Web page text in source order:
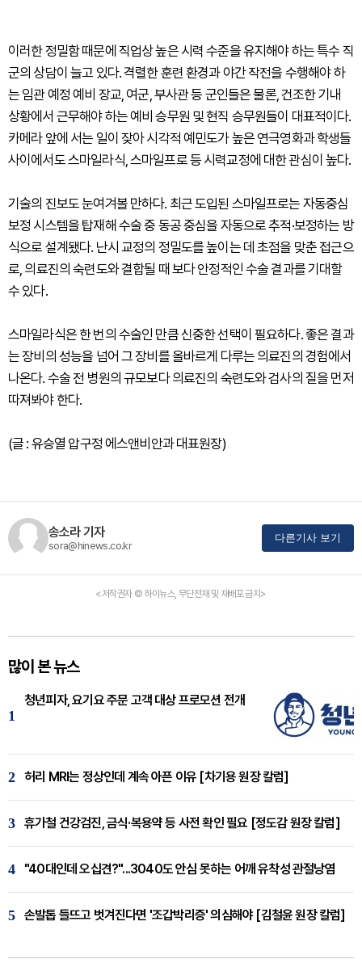
이러한 정밀함 때문에 직업상 높은 시력 수준을 유지해야 하는 특수 직
군의 상담이 늘고 있다. 격렬한 훈련 환경과 야간 작전을 수행해야 하
는 임관 예정 예비 장교, 여군, 부사관 등 군인들은 물론, 건조한 기내
상황에서 근무해야 하는 예비 승무원 및 현직 승무원들이 대표적이다.
카메라 앞에 서는 일이 잦아 시각적 예민도가 높은 연극영화과 학생들
사이에서도 스마일라식, 스마일프로 등 시력교정에 대한 관심이 높다.
기술의 진보도 눈여겨볼 만하다. 최근 도입된 스마일프로는 자동중심
보정 시스템을 탑재해 수술 중 동공 중심을 자동으로 추적·보정하는 방
식으로 설계됐다. 난시 교정의 정밀도를 높이는 데 초점을 맞춘 접근으
로, 의료진의 숙련도와 결합될 때 보다 안정적인 수술 결과를 기대할
수 있다.
스마일라식은 한 번의 수술인 만큼 신중한 선택이 필요하다. 좋은 결과
는 장비의 성능을 넘어 그 장비를 올바르게 다루는 의료진의 경험에서
나온다. 수술 전 병원의 규모보다 의료진의 숙련도와 검사의 질을 먼저
따져봐야 한다.
(글 : 유승열 압구정 에스앤비안과 대표원장)
송소라 기자
sora@hinews.co.kr
다른기사 보기
<저작권자 © 하이뉴스, 무단전재 및 재배포 금지>
많이 본 뉴스
1
청년피자, 요기요 주문 고객 대상 프로모션 전개
2 허리 MRI는 정상인데 계속 아픈 이유 [차기용 원장 칼럼]
3 휴가철 건강검진, 금식·복용약 등 사전 확인 필요 [정도감 원장 칼럼]
4 "40대인데 오십견?"...3040도 안심 못하는 어깨 유착성 관절낭염
5 손발톱 들뜨고 벗겨진다면 '조갑박리증' 의심해야 [김철윤 원장 칼럼]